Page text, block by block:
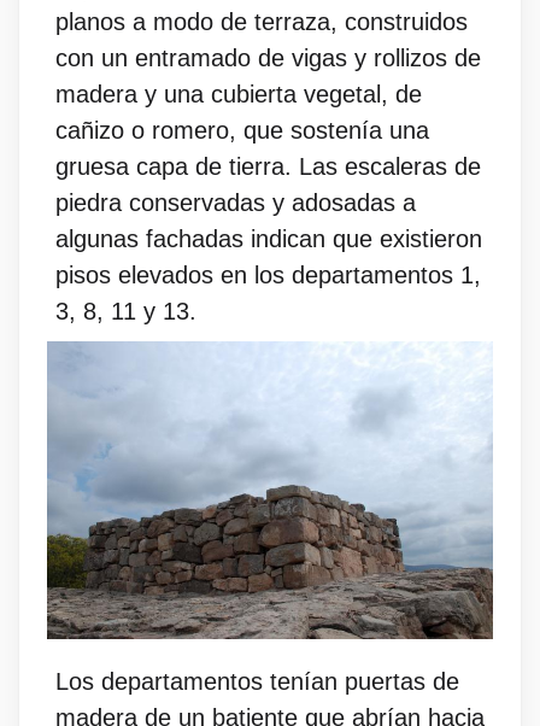
planos a modo de terraza, construidos
con un entramado de vigas y rollizos de
madera y una cubierta vegetal, de
cañizo o romero, que sostenía una
gruesa capa de tierra. Las escaleras de
piedra conservadas y adosadas a
algunas fachadas indican que existieron
pisos elevados en los departamentos 1,
3, 8, 11 y 13.
Los departamentos tenían puertas de
madera de un batiente que abrían hacia